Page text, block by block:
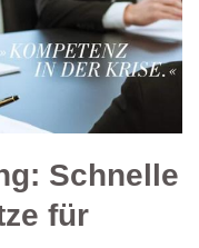
Schnelle
für